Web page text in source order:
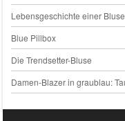
Lebensgeschichte einer Bluse
Blue Pillbox
Die Trendsetter-Bluse
Damen-Blazer in graublau: